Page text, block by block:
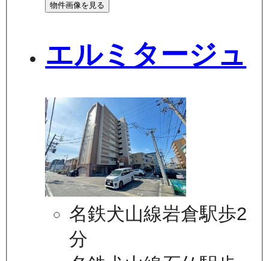
物件画像を見る
エルミタージュ
名鉄犬山線岩倉駅歩2
分